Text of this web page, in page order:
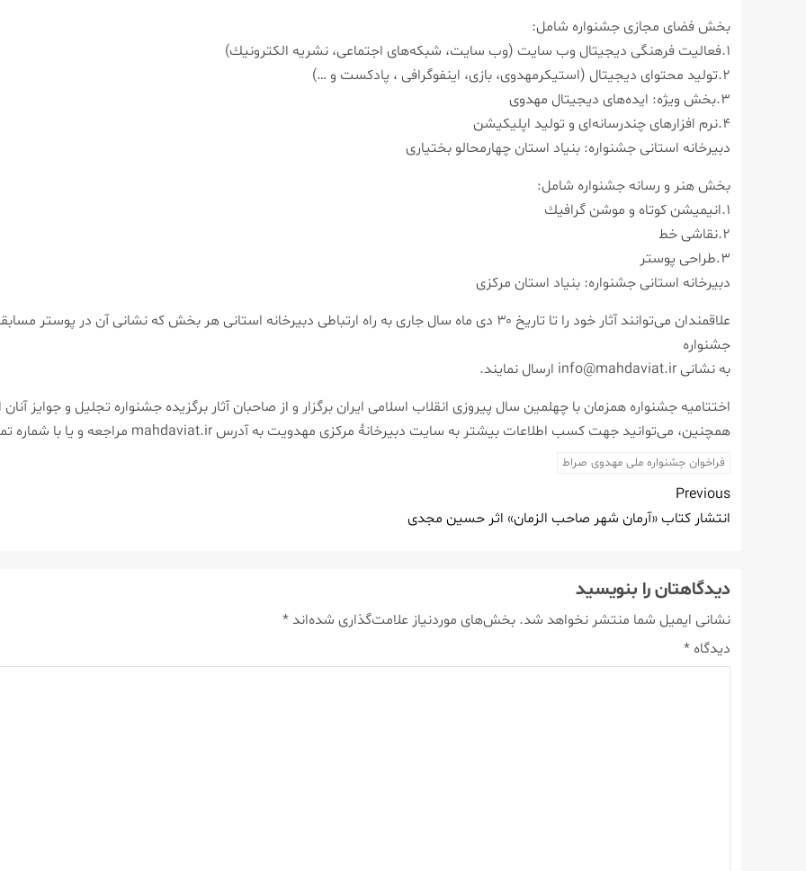
بخش فضای مجازی جشنواره شامل:
۱.فعالیت فرهنگی دیجیتال وب سایت (وب سایت، شبكه‌های اجتماعی، نشریه الكترونیك)
۲.تولید محتوای دیجیتال (استیكرمهدوی، بازی، اینفوگرافی ، پادكست و …)
۳.بخش ویژه: ایده‌های دیجیتال مهدوی
۴.نرم افزارهای چندرسانه‌ای و تولید اپلیكیشن
دبیرخانه استانی جشنواره: بنیاد استان چهارمحالو بختیاری
بخش هنر و رسانه جشنواره شامل:
۱.انیمیشن كوتاه و موشن گرافیك
۲.نقاشی خط
۳.طراحی پوستر
دبیرخانه استانی جشنواره: بنیاد استان مركزی
علاقمندان می‌توانند آثار خود را تا تاریخ ۳۰ دی ماه سال جاری به راه ارتباطی دبیرخانه استانی هر بخش كه نشانی
جشنواره
به نشانی info@mahdaviat.ir ارسال نمایند.
اختتامیه جشنواره همزمان با چهلمین سال پیروزی انقلاب اسلامی ایران برگزار و از صاحبان آثار برگزیده جشنواره تجلیل و جوایز
همچنین، می‌توانید جهت كسب اطلاعات بیشتر به سایت دبیرخانۀ مركزی مهدویت به آدرس mahdaviat.ir مراجعه و یا با شماره تماس 02188998600 تماس حاصل فرمایید.
فراخوان جشنواره ملی مهدوی صراط
Previous
انتشار كتاب «آرمان شهر صاحب الزمان» اثر حسین مجدی
دیدگاهتان را بنویسید
نشانی ایمیل شما منتشر نخواهد شد. بخش‌های موردنیاز علامت‌گذاری شده‌اند *
دیدگاه *